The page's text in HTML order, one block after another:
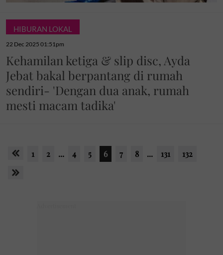
HIBURAN LOKAL
22 Dec 2025 01:51pm
Kehamilan ketiga & slip disc, Ayda
Jebat bakal berpantang di rumah
sendiri- 'Dengan dua anak, rumah
mesti macam tadika'
1 2 ... 4 5 6 7 8 ... 131 132